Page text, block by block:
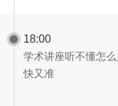
18:00
学术讲座听不懂怎
快又准